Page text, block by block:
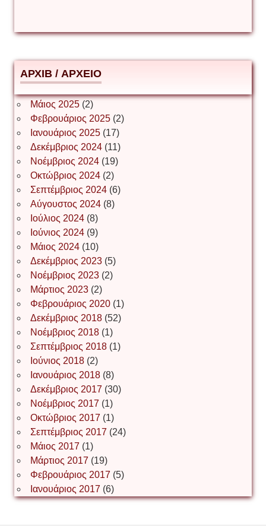
Δημήτριος Ζακοντινός
ΕΥΑΓΓΕΛΟΣ ΜΩΚΟΣ
Ιωάννης Σ. Παπαφλωράτος
ΝΙΚΟΣ ΓΑΤΟΣ
Νίκος Λυγερός
Іван Буртик
Іван Наконечний
Інга Короткевич
Ірина Ключковська
Ірина Наконечна
АРХІВ / ΑΡΧΕΙΟ
Μάιος 2025(2)
Φεβρουάριος 2025(2)
Ιανουάριος 2025(17)
Δεκέμβριος 2024(11)
Νοέμβριος 2024(19)
Οκτώβριος 2024(2)
Σεπτέμβριος 2024(6)
Αύγουστος 2024(8)
Ιούλιος 2024(8)
Ιούνιος 2024(9)
Μάιος 2024(10)
Δεκέμβριος 2023(5)
Νοέμβριος 2023(2)
Μάρτιος 2023(2)
Φεβρουάριος 2020(1)
Δεκέμβριος 2018(52)
Νοέμβριος 2018(1)
Σεπτέμβριος 2018(1)
Ιούνιος 2018(2)
Ιανουάριος 2018(8)
Δεκέμβριος 2017 (30)
Νοέμβριος 2017 (1)
Οκτώβριος 2017 (1)
Σεπτέμβριος 2017 (24)
Μάιος 2017 (1)
Μάρτιος 2017 (19)
Φεβρουάριος 2017 (5)
Ιανουάριος 2017 (6)